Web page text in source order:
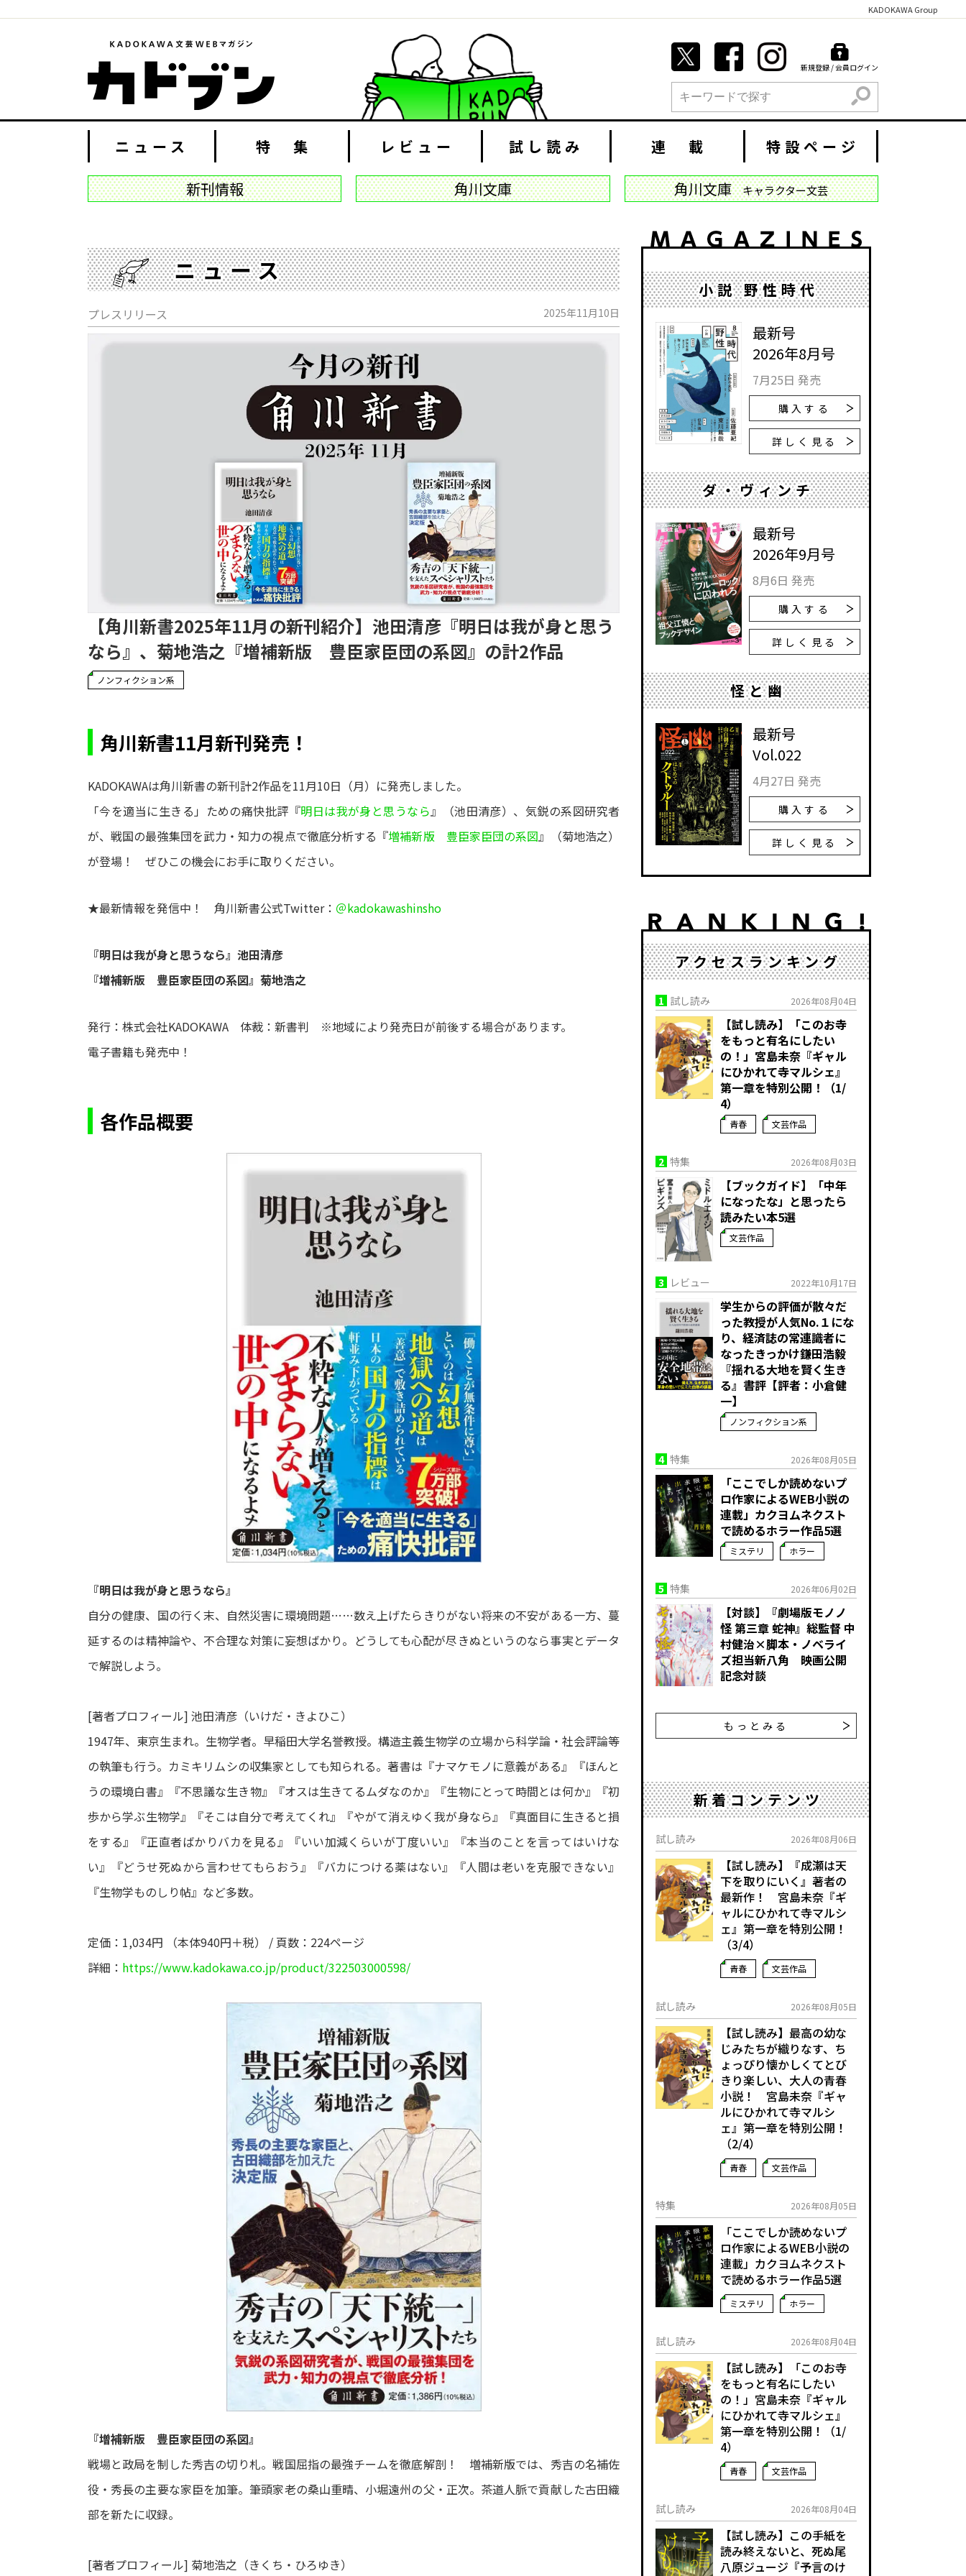
KADOKAWA Group
新規登録 / 会員ログイン
検索
ニュース 特 集 レビュー 試し読み 連 載 特設ページ
新刊情報 角川文庫 角川文庫 キャラクター文芸
ニュース
プレスリリース 2025年11月10日
【角川新書2025年11月の新刊紹介】池田清彦『明日は我が身と思う
なら』、菊地浩之『増補新版 豊臣家臣団の系図』の計2作品
ノンフィクション系
角川新書11月新刊発売！
KADOKAWAは角川新書の新刊計2作品を11月10日（月）に発売しました。
「今を適当に生きる」ための痛快批評『明日は我が身と思うなら 』（池田清彦）、気鋭の系図研究者
が、戦国の最強集団を武力・知力の視点で徹底分析する『増補新版 豊臣家臣団の系図』（菊地浩之）
が登場！ ぜひこの機会にお手に取りください。
★最新情報を発信中！ 角川新書公式Twitter： ＠kadokawashinsho
『明日は我が身と思うなら』池田清彦
『増補新版 豊臣家臣団の系図』菊地浩之
発行：株式会社KADOKAWA 体裁：新書判 ※地域により発売日が前後する場合があります。
電子書籍も発売中！
各作品概要
『明日は我が身と思うなら』
自分の健康、国の行く末、自然災害に環境問題……数え上げたらきりがない将来の不安がある一方、蔓
延するのは精神論や、不合理な対策に妄想ばかり。どうしても心配が尽きぬというのなら事実とデータ
で解説しよう。
[著者プロフィール] 池田清彦（いけだ・きよひこ）
1947年、東京生まれ。生物学者。早稲田大学名誉教授。構造主義生物学の立場から科学論・社会評論等
の執筆も行う。カミキリムシの収集家としても知られる。著書は『ナマケモノに意義がある』『ほんと
うの環境白書』『不思議な生き物』『オスは生きてるムダなのか』『生物にとって時間とは何か』『初
歩から学ぶ生物学』『そこは自分で考えてくれ』『やがて消えゆく我が身なら』『真面目に生きると損
をする』『正直者ばかりバカを見る』『いい加減くらいが丁度いい』『本当のことを言ってはいけな
い』『どうせ死ぬから言わせてもらおう』『バカにつける薬はない』『人間は老いを克服できない』
『生物学ものしり帖』など多数。
定価：1,034円 （本体940円＋税） / 頁数：224ページ
詳細： https://www.kadokawa.co.jp/product/322503000598/
『増補新版 豊臣家臣団の系図』
戦場と政局を制した秀吉の切り札。戦国屈指の最強チームを徹底解剖！ 増補新版では、秀吉の名補佐
役・秀長の主要な家臣を加筆。筆頭家老の桑山重晴、小堀遠州の父・正次。茶道人脈で貢献した古田織
部を新たに収録。
[著者プロフィール] 菊地浩之（きくち・ひろゆき）
小説 野性時代
最新号
2026年8月号
7月25日 発売
購入する
詳しく見る
ダ・ヴィンチ
最新号
2026年9月号
8月6日 発売
購入する
詳しく見る
怪と幽
最新号
Vol.022
4月27日 発売
購入する
詳しく見る
アクセスランキング
1 試し読み 2026年08月04日
【試し読み】「このお寺
をもっと有名にしたい
の！」宮島未奈『ギャル
にひかれて寺マルシェ』
第一章を特別公開！（1/
4）
青春 文芸作品
2 特集 2026年08月03日
【ブックガイド】「中年
になったな」と思ったら
読みたい本5選
文芸作品
3 レビュー 2022年10月17日
学生からの評価が散々だ
った教授が人気No.１にな
り、経済誌の常連識者に
なったきっかけ――鎌田浩毅
『揺れる大地を賢く生き
る』書評【評者：小倉健
一】
ノンフィクション系
4 特集 2026年08月05日
「ここでしか読めないプ
ロ作家によるWEB小説の
連載」――カクヨムネクスト
で読めるホラー作品5選
ミステリ ホラー
5 特集 2026年06月02日
【対談】『劇場版モノノ
怪 第三章 蛇神』総監督 中
村健治×脚本・ノベライ
ズ担当新八角 映画公開
記念対談
もっとみる
新着コンテンツ
試し読み 2026年08月06日
【試し読み】『成瀬は天
下を取りにいく』著者の
最新作！ 宮島未奈『ギ
ャルにひかれて寺マルシ
ェ』第一章を特別公開！
（3/4）
青春 文芸作品
試し読み 2026年08月05日
【試し読み】最高の幼な
じみたちが織りなす、ち
ょっぴり懐かしくてとび
きり楽しい、大人の青春
小説！ 宮島未奈『ギャ
ルにひかれて寺マルシ
ェ』第一章を特別公開！
（2/4）
青春 文芸作品
特集 2026年08月05日
「ここでしか読めないプ
ロ作家によるWEB小説の
連載」――カクヨムネクスト
で読めるホラー作品5選
ミステリ ホラー
試し読み 2026年08月04日
【試し読み】「このお寺
をもっと有名にしたい
の！」宮島未奈『ギャル
にひかれて寺マルシェ』
第一章を特別公開！（1/
4）
青春 文芸作品
試し読み 2026年08月04日
【試し読み】この手紙を
読み終えないと、死ぬ――尾
八原ジュージ『予言のけ